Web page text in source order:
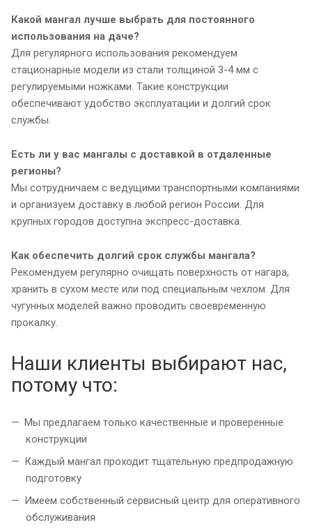
Какой мангал лучше выбрать для постоянного
использования на даче?
Для регулярного использования рекомендуем
стационарные модели из стали толщиной 3-4 мм с
регулируемыми ножками. Такие конструкции
обеспечивают удобство эксплуатации и долгий срок
службы.
Есть ли у вас мангалы с доставкой в отдаленные
регионы?
Мы сотрудничаем с ведущими транспортными компаниями
и организуем доставку в любой регион России. Для
крупных городов доступна экспресс-доставка.
Как обеспечить долгий срок службы мангала?
Рекомендуем регулярно очищать поверхность от нагара,
хранить в сухом месте или под специальным чехлом. Для
чугунных моделей важно проводить своевременную
прокалку.
Наши клиенты выбирают нас,
потому что:
Мы предлагаем только качественные и проверенные
конструкции
Каждый мангал проходит тщательную предпродажную
подготовку
Имеем собственный сервисный центр для оперативного
обслуживания